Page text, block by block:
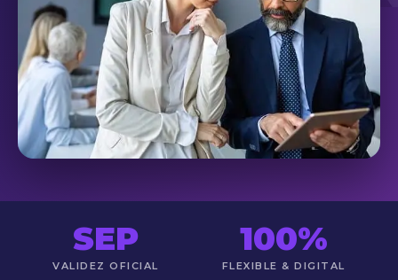
SEP
VALIDEZ OFICIAL
100%
FLEXIBLE & DIGITAL